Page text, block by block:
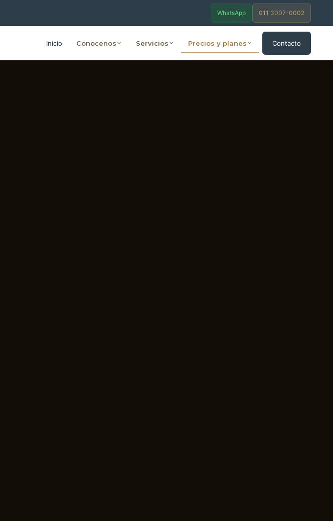
WhatsApp 011 3007-0002
Inicio Conocenos Servicios Precios y planes Contacto